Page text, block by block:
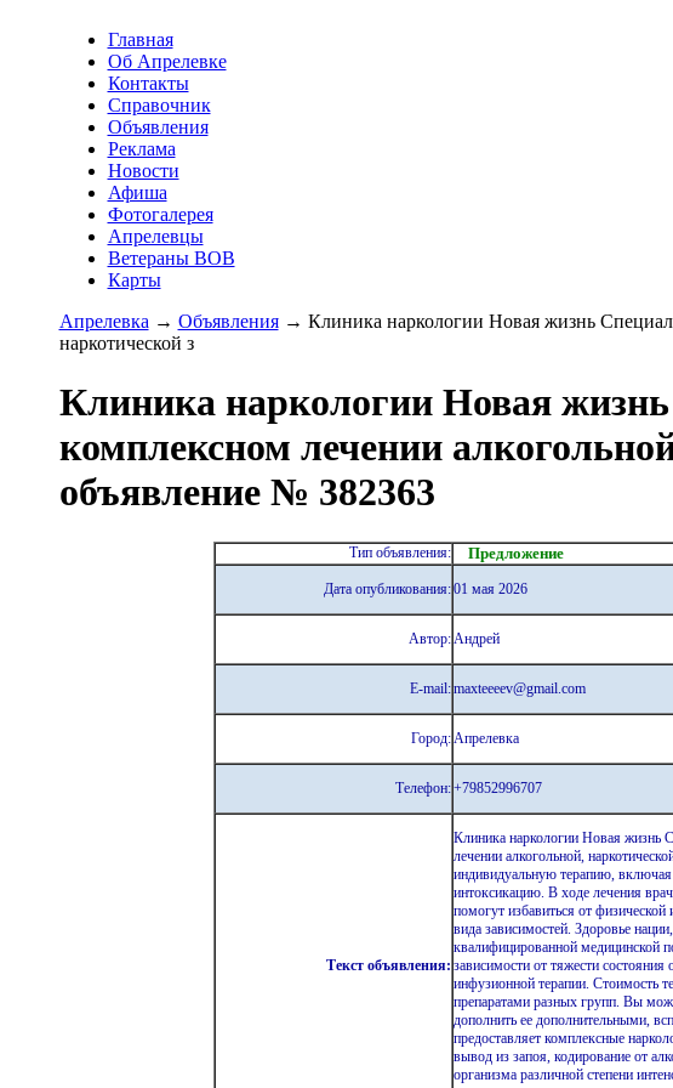
Главная
Об Апрелевке
Контакты
Справочник
Объявления
Реклама
Новости
Афиша
Фотогалерея
Апрелевцы
Ветераны ВОВ
Карты
Апрелевка → Oбъявления→ Клиника наркологии Новая жизнь
наркотической з
Клиника наркологии Новая
комплексном лечении
объявление № 382363
Тип объявления: Предложение
Дата опубликования:01 мая 2026
Автор:Андрей
E-mail:maxteeeev@gmail.com
Город:Апрелевка
Телефон:+79852996707
Текст объявления:
Клиника наркологии Новая жизнь
лечении алкогольной,
индивидуальную терапию,
интоксикацию. В ходе лечения
помогут избавиться от
вида зависимостей. Здоровье
квалифицированной медицинской
зависимости от тяжести состояния
инфузионной терапии. Стоимость
препаратами разных групп. Вы
дополнить ее дополнительными,
предоставляет комплексные
вывод из запоя, кодирование от
организма различной степени